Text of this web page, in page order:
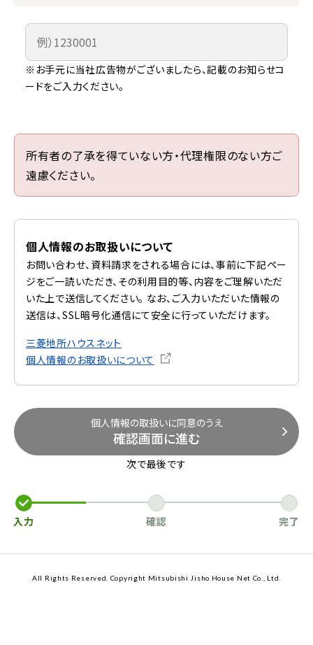
※お手元に当社広告物がございましたら、記載のお知らせコ
ードをご入力ください。
所有者の了承を得ていない方・代理権限のない方ご
遠慮ください。
個人情報のお取扱いについて
お問い合わせ、資料請求をされる場合には、事前に下記ペー
ジをご一読いただき、その利用目的等、内容をご理解いただ
いた上で送信してください。 なお、ご入力いただいた情報の
送信は、SSL暗号化通信にて安全に行っていただけます。
三菱地所ハウスネット
個人情報のお取扱いについて
個人情報の取扱いに同意のうえ
確認画面に進む
次で最後です
入力 確認 完了
All Rights Reserved. Copyright Mitsubishi Jisho House Net Co., Ltd.